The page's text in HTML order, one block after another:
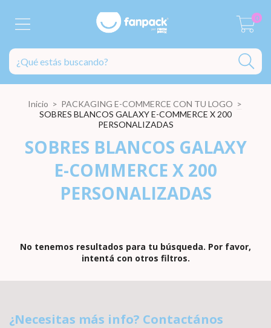
0
Inicio > PACKAGING E-COMMERCE CON TU LOGO >
SOBRES BLANCOS GALAXY E-COMMERCE X 200
PERSONALIZADAS
SOBRES BLANCOS GALAXY
E-COMMERCE X 200
PERSONALIZADAS
No tenemos resultados para tu búsqueda. Por favor,
intentá con otros filtros.
¿Necesitas más info? Contactános